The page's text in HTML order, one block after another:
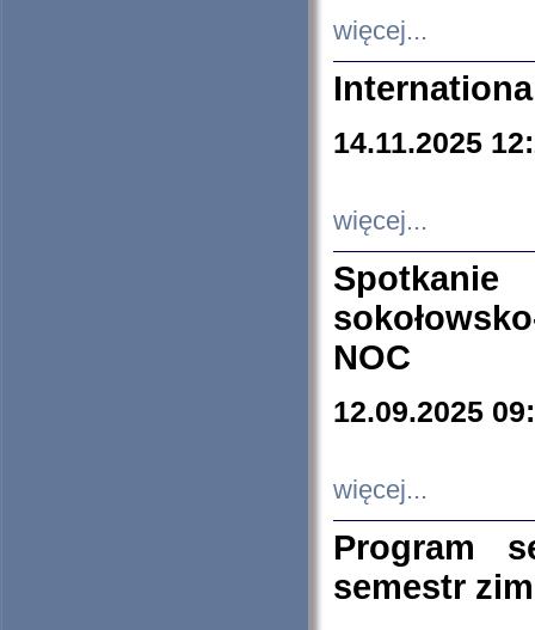
więcej...
14.11.2025
więcej...
NOC
12.09.2025
więcej...
Program
semestr